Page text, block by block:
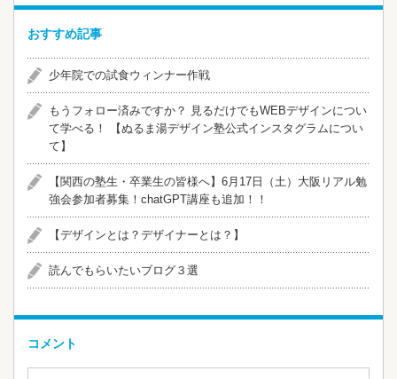
おすすめ記事
少年院での試食ウィンナー作戦
​​もうフォロー済みですか？ 見るだけでもWEBデザインについ
て学べる！ 【ぬるま湯デザイン塾公式インスタグラムについ
て】
【関西の塾生・卒業生の皆様へ】6月17日（土）大阪リアル勉
強会参加者募集！chatGPT講座も追加！！
【デザインとは？デザイナーとは？】
読んでもらいたいブログ３選
コメント